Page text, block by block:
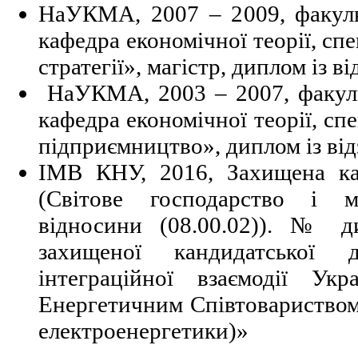
НаУКМА, 2007 – 2009,
кафедра економічної теорії,
стратегії», магістр, диплом із
НаУКМА, 2003 – 2007,
кафедра економічної теорії,
підприємництво», диплом із
ІМВ КНУ, 2016, Захищена
(Світове господарство і
відносини (08.00.02)). №
захищеної кандидатської
інтеграційної взаємодії
Енергетичним
електроенергетики)»